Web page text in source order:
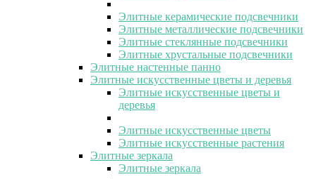
Элитные керамические подсвечники
Элитные металлические подсвечники
Элитные стеклянные подсвечники
Элитные хрустальные подсвечники
Элитные настенные панно
Элитные искусственные цветы и деревья
Элитные искусственные цветы и
деревья
Элитные искусственные цветы
Элитные искусственные растения
Элитные зеркала
Элитные зеркала